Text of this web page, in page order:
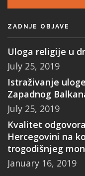
ZADNJE OBJAVE
Uloga religije u
July 25, 2019
Istraživanje
Zapadnog
July 25, 2019
Kvalitet
Hercegovini na
trogodišnjeg
January 16, 2019